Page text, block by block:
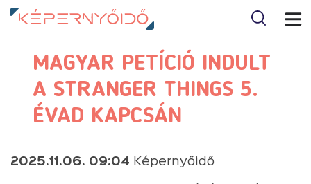
MAGYAR PETÍCIÓ INDULT
A STRANGER THINGS 5.
ÉVAD KAPCSÁN
2025.11.06. 09:04 Képernyőidő